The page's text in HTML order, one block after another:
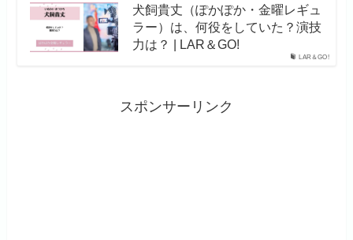
LAR＆GO!
犬飼貴丈（ぽかぽか・金曜レギュ
ラー）は、何役をしていた？演技
力は？ | LAR＆GO!
スポンサーリンク